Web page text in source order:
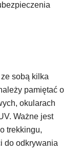
sobą kilka
pamiętać o
okularach
Ważne jest
trekkingu,
do odkrywania